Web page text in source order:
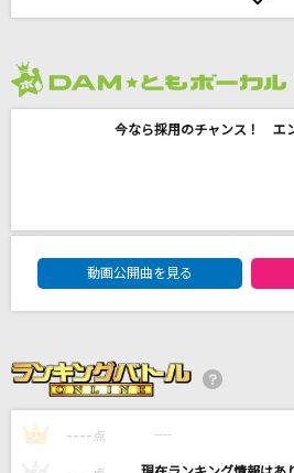
陽はまたのぼる
湘南乃風
[生音]一色(ひといろ)
NANA starring MIKA NAKASHIMA
今なら採用のチャンス！ エ
DAM★ともボーカルエント
動画公開曲を見る
1 ---- 点 ----